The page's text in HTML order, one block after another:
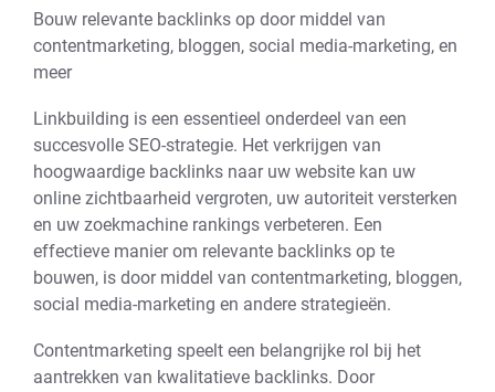
Bouw relevante backlinks op door middel van
contentmarketing, bloggen, social media-marketing, en
meer
Linkbuilding is een essentieel onderdeel van een
succesvolle SEO-strategie. Het verkrijgen van
hoogwaardige backlinks naar uw website kan uw
online zichtbaarheid vergroten, uw autoriteit versterken
en uw zoekmachine rankings verbeteren. Een
effectieve manier om relevante backlinks op te
bouwen, is door middel van contentmarketing, bloggen,
social media-marketing en andere strategieën.
Contentmarketing speelt een belangrijke rol bij het
aantrekken van kwalitatieve backlinks. Door